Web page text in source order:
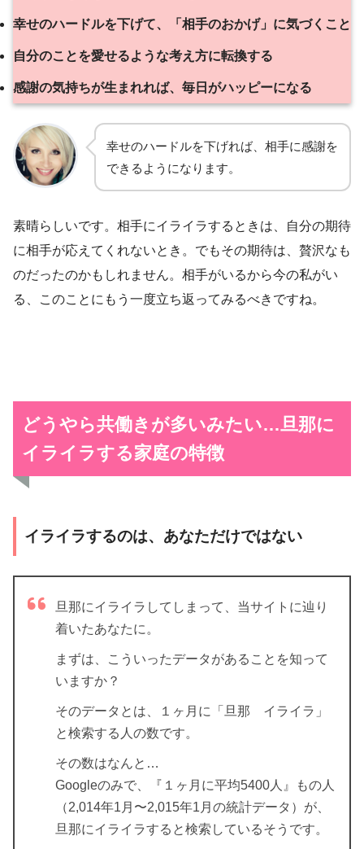
幸せのハードルを下げて、「相手のおかげ」に気づくこと
自分のことを愛せるような考え方に転換する
感謝の気持ちが生まれれば、毎日がハッピーになる
幸せのハードルを下げれば、相手に感謝を
できるようになります。
素晴らしいです。相手にイライラするときは、自分の期待
に相手が応えてくれないとき。でもその期待は、贅沢なも
のだったのかもしれません。相手がいるから今の私がい
る、このことにもう一度立ち返ってみるべきですね。
どうやら共働きが多いみたい…旦那に
イライラする家庭の特徴
イライラするのは、あなただけではない
旦那にイライラしてしまって、当サイトに辿り
着いたあなたに。
まずは、こういったデータがあることを知って
いますか？
そのデータとは、１ヶ月に「旦那 イライラ」
と検索する人の数です。
その数はなんと…
Googleのみで、『１ヶ月に平均5400人』もの人
（2,014年1月〜2,015年1月の統計データ）が、
旦那にイライラすると検索しているそうです。